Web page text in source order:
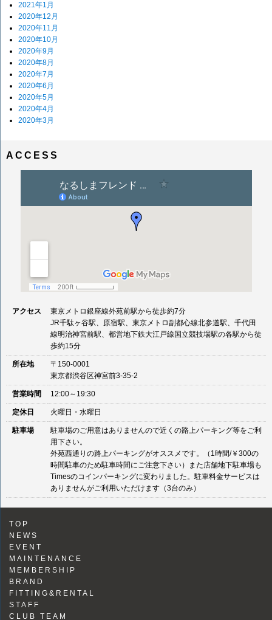
2021年1月
2020年12月
2020年11月
2020年10月
2020年9月
2020年8月
2020年7月
2020年6月
2020年5月
2020年4月
2020年3月
ACCESS
アクセス
東京メトロ銀座線外苑前駅から徒歩約7分
JR千駄ヶ谷駅、原宿駅、東京メトロ副都心線北参道駅、千代田
線明治神宮前駅、都営地下鉄大江戸線国立競技場駅の各駅から徒
歩約15分
所在地
〒150-0001
東京都渋谷区神宮前3-35-2
営業時間 12:00～19:30
定休日 火曜日・水曜日
駐車場
駐車場のご用意はありませんので近くの路上パーキング等をご利
用下さい。
外苑西通りの路上パーキングがオススメです。（1時間/￥300の
時間駐車のため駐車時間にご注意下さい）また店舗地下駐車場も
Timesのコインパーキングに変わりました。駐車料金サービスは
ありませんがご利用いただけます（3台のみ）
TOP
NEWS
EVENT
MAINTENANCE
MEMBERSHIP
BRAND
FITTING&RENTAL
STAFF
CLUB TEAM